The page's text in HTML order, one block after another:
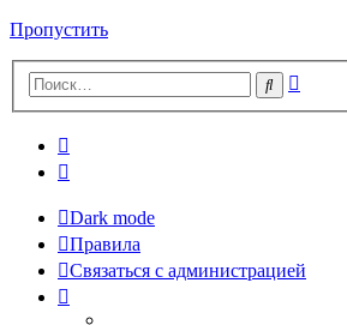
Пропустить
Поиск
Dark mode
Правила
Связаться с администрацией